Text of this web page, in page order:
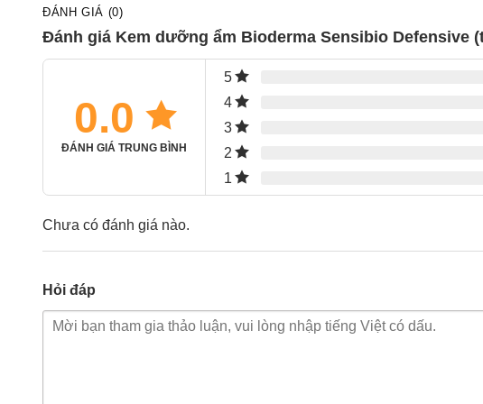
ĐÁNH GIÁ (0)
Đánh giá Kem dưỡng ẩm Bioderma Sensibio Defensive
0.0
ĐÁNH GIÁ TRUNG BÌNH
5
4
3
2
1
Chưa có đánh giá nào.
Hỏi đáp